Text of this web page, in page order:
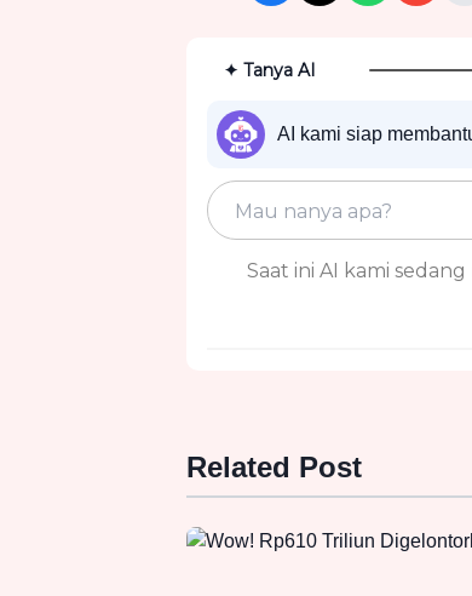
✦ Tanya AI
AI kami siap
Saat ini AI kami
Related Post